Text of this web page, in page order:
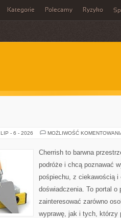
Kategorie Polecamy Ryzyko
LIP - 6 - 2026 MOŻLIWOŚĆ
Cherrish to barwna
podróże i chcą poznawać
pośpiechu, z ciekawością i
doświadczenia. To portal o
zainteresować zarówno
wyprawę, jak i tych, którzy